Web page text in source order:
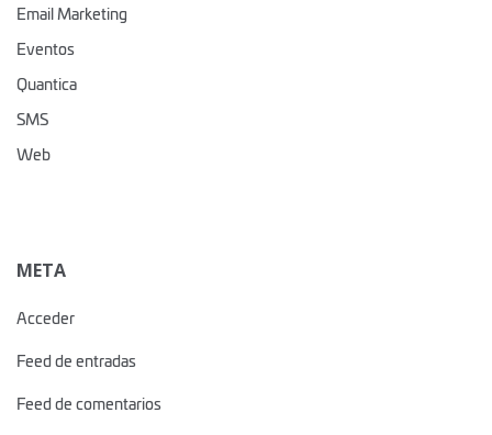
Email Marketing
Eventos
Quantica
SMS
Web
META
Acceder
Feed de entradas
Feed de comentarios